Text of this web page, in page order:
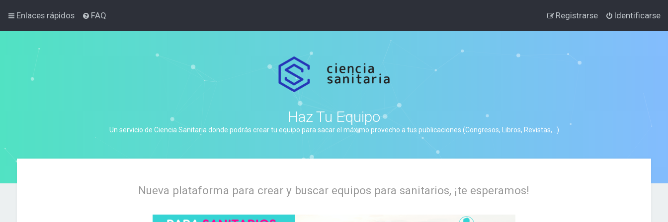
Enlaces rápidos FAQ Identificarse
Registrarse
Haz Tu Equipo
Un servicio de Ciencia Sanitaria donde podrás crear tu equipo para sacar el máximo provecho a tus publicaciones (Congresos, Libros, Revistas,...)
Nueva plataforma para crear y buscar equipos para sanitarios, ¡te esperamos!